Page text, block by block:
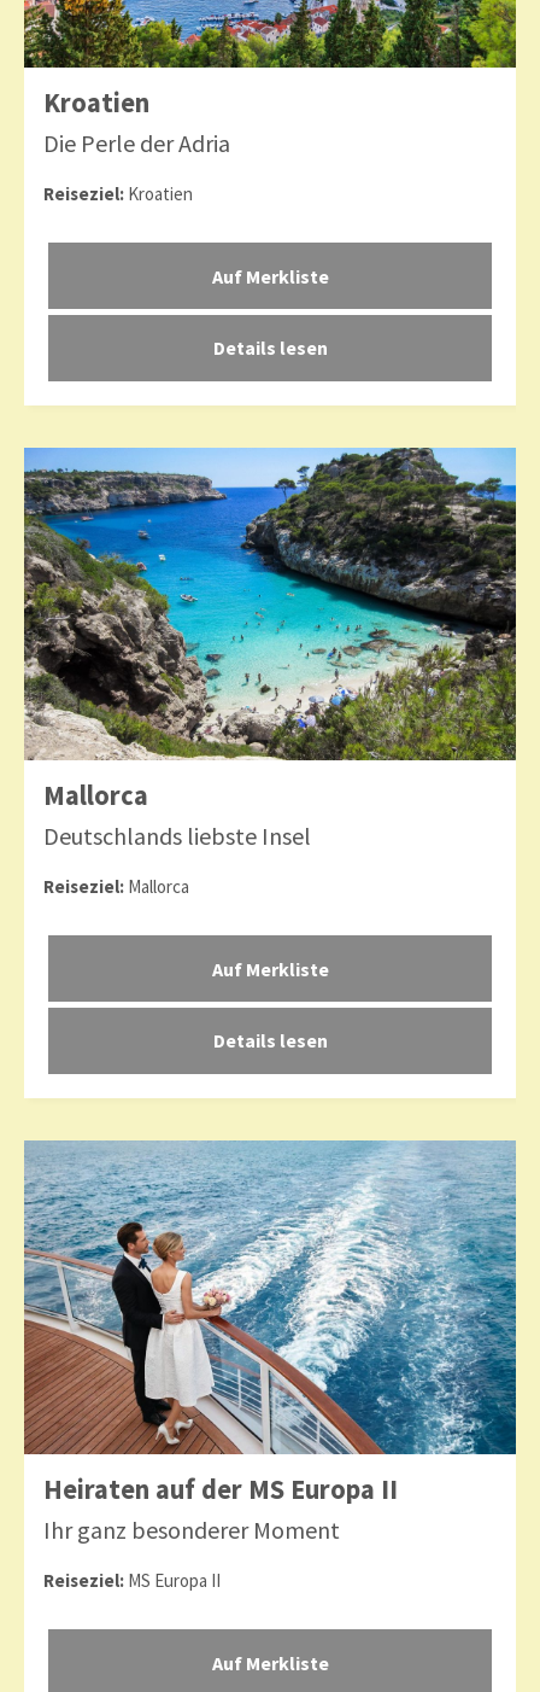
Kroatien
Die Perle der Adria
Reiseziel: Kroatien
Details lesen
Mallorca
Deutschlands liebste Insel
Reiseziel: Mallorca
Details lesen
Heiraten auf der MS Europa II
Ihr ganz besonderer Moment
Reiseziel: MS Europa II